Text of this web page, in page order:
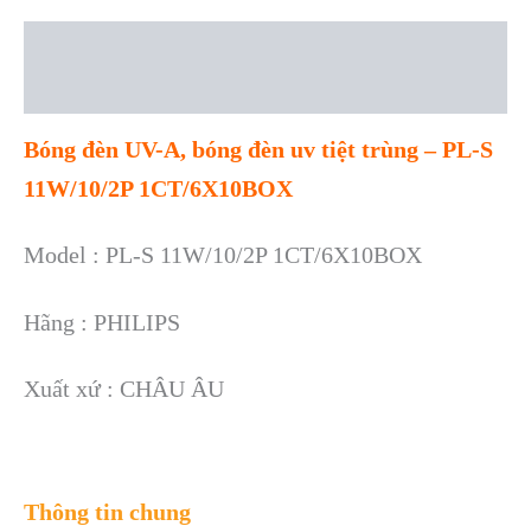
Bóng đèn UV-A, bóng đèn uv tiệt trùng – PL-S
11W/10/2P 1CT/6X10BOX
Model : PL-S 11W/10/2P 1CT/6X10BOX
Hãng : PHILIPS
Xuất xứ : CHÂU ÂU
Thông tin chung